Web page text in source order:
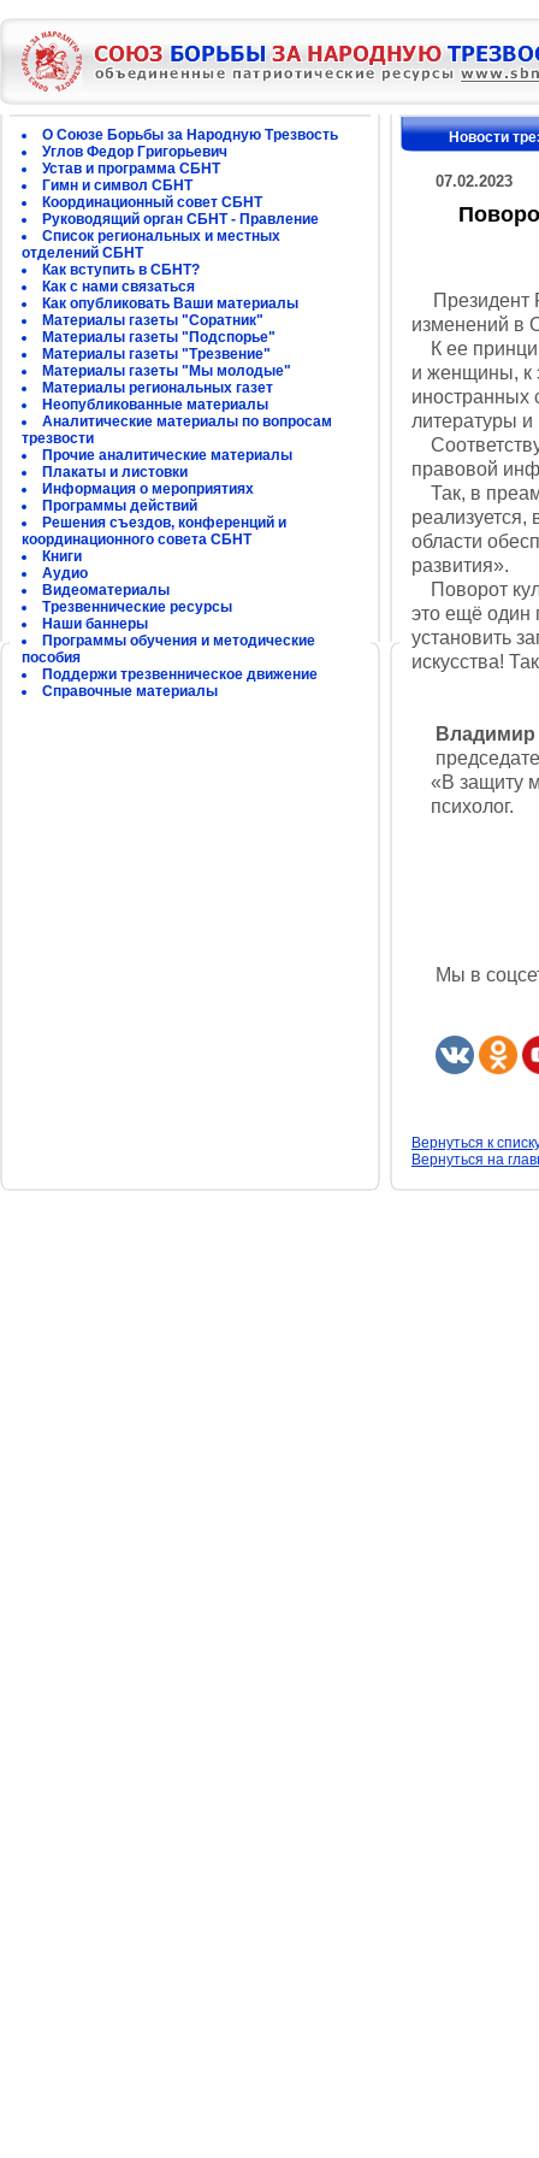
О Союзе Борьбы за Народную Трезвость
Углов Федор Григорьевич
Устав и программа СБНТ
Гимн и символ СБНТ
Координационный совет СБНТ
Руководящий орган СБНТ - Правление
Список региональных и местных
отделений СБНТ
Как вступить в СБНТ?
Как с нами связаться
Как опубликовать Ваши материалы
Материалы газеты "Соратник"
Материалы газеты "Подспорье"
Материалы газеты "Трезвение"
Материалы газеты "Мы молодые"
Материалы региональных газет
Неопубликованные материалы
Аналитические материалы по вопросам
трезвости
Прочие аналитические материалы
Плакаты и листовки
Информация о мероприятиях
Программы действий
Решения съездов, конференций и
координационного совета СБНТ
Книги
Аудио
Видеоматериалы
Трезвеннические ресурсы
Наши баннеры
Программы обучения и методические
пособия
Поддержи трезвенническое движение
Справочные материалы
Новости
07.02.2023
Президент
изменений в
К ее
и женщины, к
иностранных
литературы и
правовой
Так, в
реализуется,
области
развития».
Поворот
это ещё один
установить
искусства!
Владимир
«В защиту
психолог. ​
Мы в
Вернуться к
Вернуться на